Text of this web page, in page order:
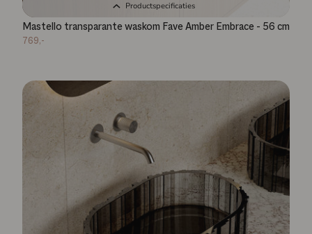
Productspecificaties
Mastello transparante waskom Fave Amber Embrace - 56 cm
769,-